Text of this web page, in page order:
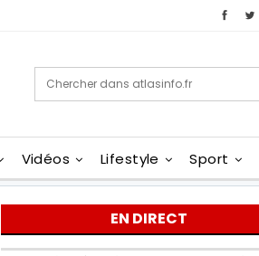
Vidéos Lifestyle Sport
EN DIRECT